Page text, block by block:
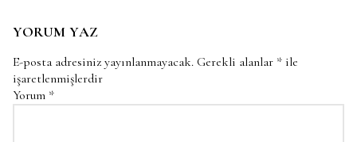
YORUM YAZ
E-posta adresiniz yayınlanmayacak. Gerekli alanlar * ile
işaretlenmişlerdir
Yorum *